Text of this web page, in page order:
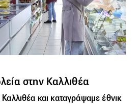
στην Καλλιθέα
και καταγράψαμεέθνικ